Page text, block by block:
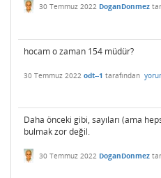
30 Temmuz 2022 DoganDonmez
hocam o zaman 154 müdür?
30 Temmuz 2022 odt--1 tarafından
Daha önceki gibi, sayıları (ama
bulmak zor değil.
30 Temmuz 2022 DoganDonmez